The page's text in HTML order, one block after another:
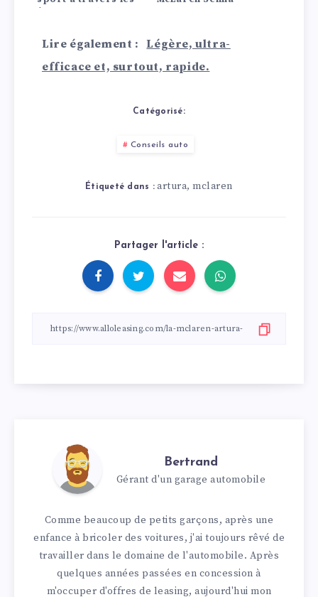
année a mis en
lumière des
légendes du sport
automobile en
Lire également :
Légère, ultra-
efficace et, surtout, rapide.
Catégorisé:
Conseils auto
Étiqueté dans : artura,mclaren
Partager l'article :
Bertrand
Gérant d'un garage automobile
Comme beaucoup de petits garçons, après une
enfance à bricoler des voitures, j'ai toujours rêvé de
travailler dans le domaine de l'automobile. Après
quelques années passées en concession à
m'occuper d'offres de leasing, aujourd'hui mon